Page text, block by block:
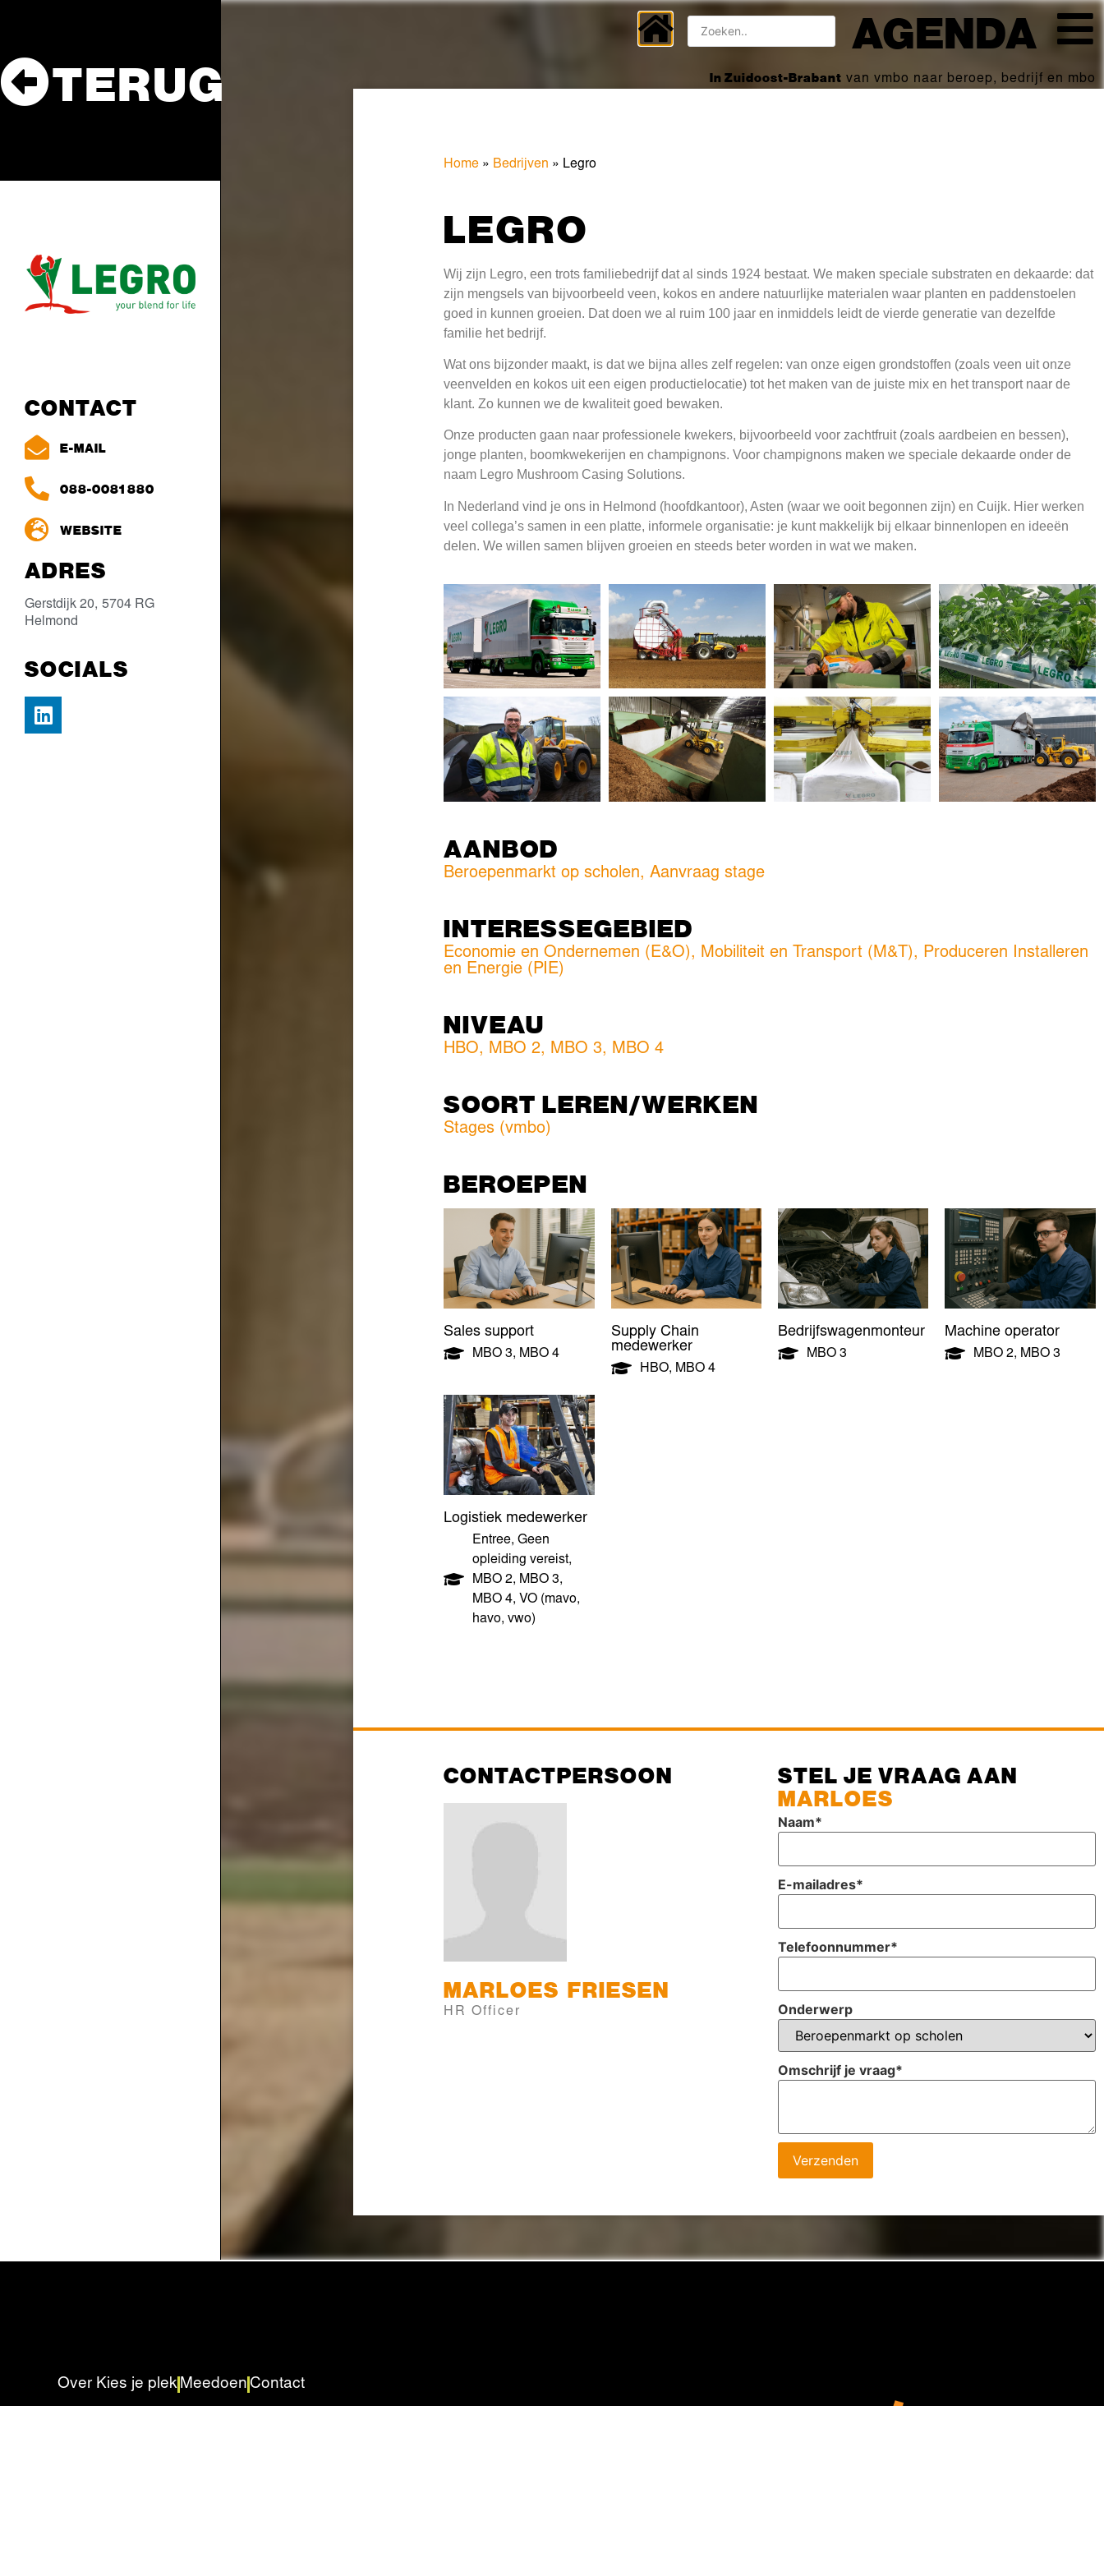
TERUG
CONTACT
E-MAIL
088-0081 880
WEBSITE
ADRES
Gerstdijk 20, 5704 RG
Helmond
SOCIALS
Home » Bedrijven » Legro
LEGRO
Wij zijn Legro, een trots familiebedrijf dat al sinds 1924 bestaat. We maken speciale substraten en dekaarde: dat
zijn mengsels van bijvoorbeeld veen, kokos en andere natuurlijke materialen waar planten en paddenstoelen
goed in kunnen groeien. Dat doen we al ruim 100 jaar en inmiddels leidt de vierde generatie van dezelfde
familie het bedrijf.
Wat ons bijzonder maakt, is dat we bijna alles zelf regelen: van onze eigen grondstoffen (zoals veen uit onze
veenvelden en kokos uit een eigen productielocatie) tot het maken van de juiste mix en het transport naar de
klant. Zo kunnen we de kwaliteit goed bewaken.
Onze producten gaan naar professionele kwekers, bijvoorbeeld voor zachtfruit (zoals aardbeien en bessen),
jonge planten, boomkwekerijen en champignons. Voor champignons maken we speciale dekaarde onder de
naam Legro Mushroom Casing Solutions.
In Nederland vind je ons in Helmond (hoofdkantoor), Asten (waar we ooit begonnen zijn) en Cuijk. Hier werken
veel collega’s samen in een platte, informele organisatie: je kunt makkelijk bij elkaar binnenlopen en ideeën
delen. We willen samen blijven groeien en steeds beter worden in wat we maken.
AANBOD
Beroepenmarkt op scholen, Aanvraag stage
INTERESSEGEBIED
Economie en Ondernemen (E&O), Mobiliteit en Transport (M&T), Produceren Installeren
en Energie (PIE)
NIVEAU
HBO, MBO 2, MBO 3, MBO 4
SOORT LEREN/WERKEN
Stages (vmbo)
BEROEPEN
Sales support
MBO 3, MBO 4
Supply Chain
medewerker
HBO, MBO 4
Bedrijfswagenmonteur
MBO 3
Machine operator
MBO 2, MBO 3
Logistiek medewerker
Entree,Geen
opleiding vereist,
MBO 2, MBO 3,
MBO 4, VO (mavo,
havo, vwo)
CONTACTPERSOON
MARLOES FRIESEN
HR Officer
STEL JE VRAAG AAN
MARLOES
Naam*
E-mailadres*
Telefoonnummer*
Onderwerp
Omschrijf je vraag*
Verzenden
Over Kies je plek Meedoen Contact
AGENDA
In Zuidoost-Brabant van vmbo naar beroep, bedrijf en mbo